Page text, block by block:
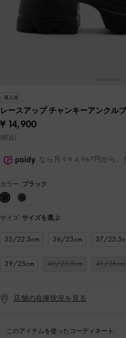
再入荷
レースアップ チャンキーアンクル
¥ 14,900
(税込)
なら月々¥ 4,967円から。
カラー: ブラック
サイズ: サイズを選ぶ
35/22.5cm 36/23cm 37/
39/25cm 40/25.5cm 41/26cm
店舗の在庫状況を見る
このアイテムを使ったコーディネート: